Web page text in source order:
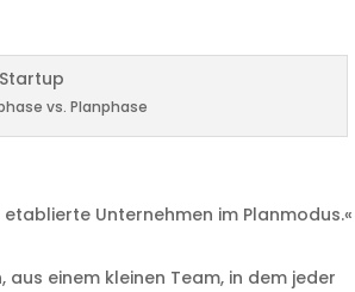
vs. Planphase
Unternehmen im Planmodus.«
einem kleinen Team, in dem jeder